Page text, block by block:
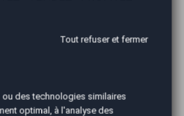
en verre
Tout refuser et fermer
des technologies similaires
optimal, à l'analyse des